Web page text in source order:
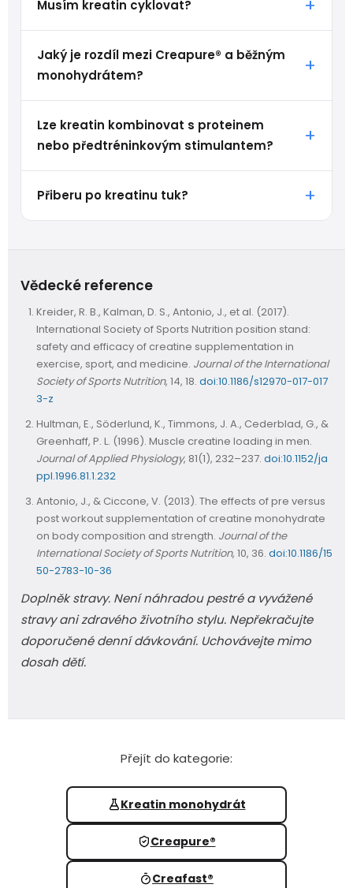
Musím kreatin cyklovat?
Jaký je rozdíl mezi Creapure® a běžným
monohydrátem?
Lze kreatin kombinovat s proteinem
nebo předtréninkovým stimulantem?
Přiberu po kreatinu tuk?
Vědecké reference
Kreider, R. B., Kalman, D. S., Antonio, J., et al. (2017).
International Society of Sports Nutrition position stand:
safety and efficacy of creatine supplementation in
exercise, sport, and medicine. Journal of the International
Society of Sports Nutrition, 14, 18. doi:10.1186/s12970-017-017
3-z
Hultman, E., Söderlund, K., Timmons, J. A., Cederblad, G., &
Greenhaff, P. L. (1996). Muscle creatine loading in men.
Journal of Applied Physiology, 81(1), 232–237. doi:10.1152/ja
ppl.1996.81.1.232
Antonio, J., & Ciccone, V. (2013). The effects of pre versus
post workout supplementation of creatine monohydrate
on body composition and strength. Journal of the
International Society of Sports Nutrition, 10, 36. doi:10.1186/15
50-2783-10-36
Doplněk stravy. Není náhradou pestré a vyvážené
stravy ani zdravého životního stylu. Nepřekračujte
doporučené denní dávkování. Uchovávejte mimo
dosah dětí.
Přejít do kategorie:
Kreatin monohydrát
Creapure®
Creafast®